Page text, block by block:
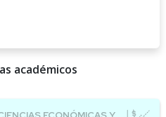
académicos